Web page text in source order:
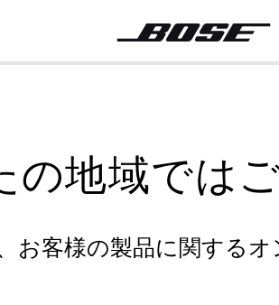
の地域では
お客様の製品に関する